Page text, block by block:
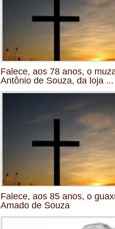
Falece, aos 78 anos, o
Antônio de Souza, da loja ...
Falece, aos 85 anos, o
Amado de Souza